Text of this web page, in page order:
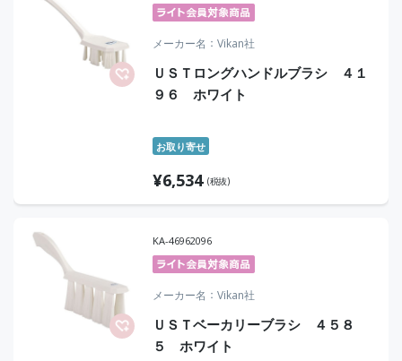
メーカー名 Vikan社
ＵＳＴロングハンドルブラシ ４１
９６ ホワイト
お取り寄せ
¥6,534 (税抜)
KA-46962096
メーカー名 Vikan社
ＵＳＴベーカリーブラシ ４５８
５ ホワイト